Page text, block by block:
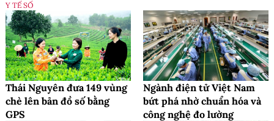
Y TẾ SỐ
Thái Nguyên đưa 149 vùng
chè lên bản đồ số bằng
GPS
Ngành điện tử Việt Nam
bứt phá nhờ chuẩn hóa và
công nghệ đo lường